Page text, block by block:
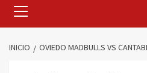
primario
INICIO OVIEDO MADBULLS VS